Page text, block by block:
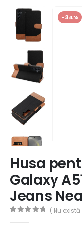
-34%
Husa
Galaxy
Jeans
( Nu